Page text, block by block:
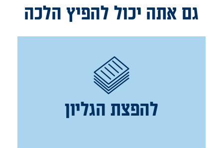
גם אתה יכול להפיץ הלכה
להפצת הגליון